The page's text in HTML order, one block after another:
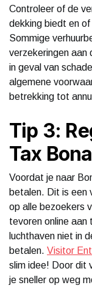
Controleer of de
dekking biedt en
Sommige
verzekeringen aan
in geval van
algemene
betrekking tot
Tip 3:
Tax
Voordat je naar
betalen. Dit is een
op alle bezoekers
tevoren online
luchthaven niet in
betalen. Visitor
slim idee! Door dit
je sneller op weg